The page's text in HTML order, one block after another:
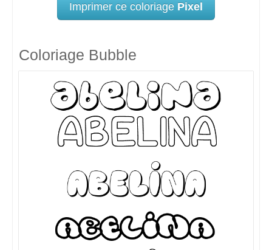
Imprimer ce coloriage Pixel
Coloriage Bubble